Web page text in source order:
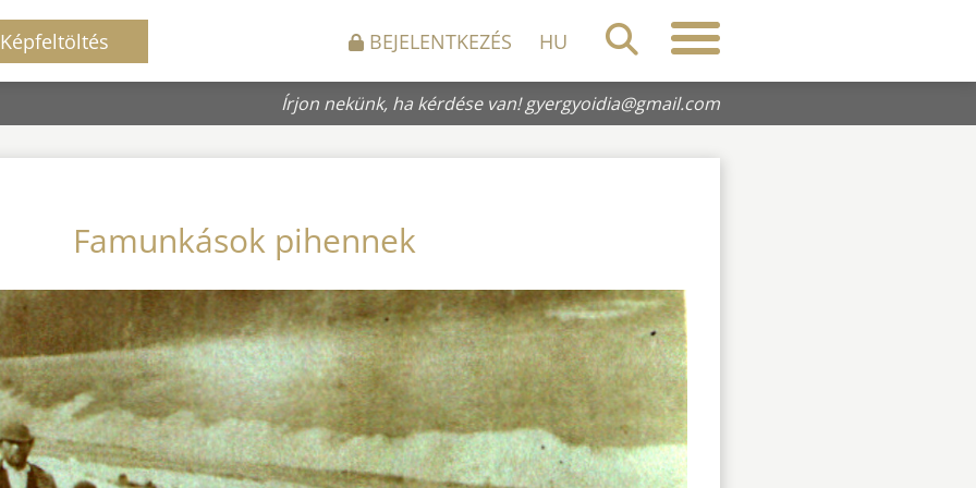
Képfeltöltés BEJELENTKEZÉS HU
Írjon nekünk, ha kérdése van!gyergyoidia@gmail.com
Famunkások pihennek